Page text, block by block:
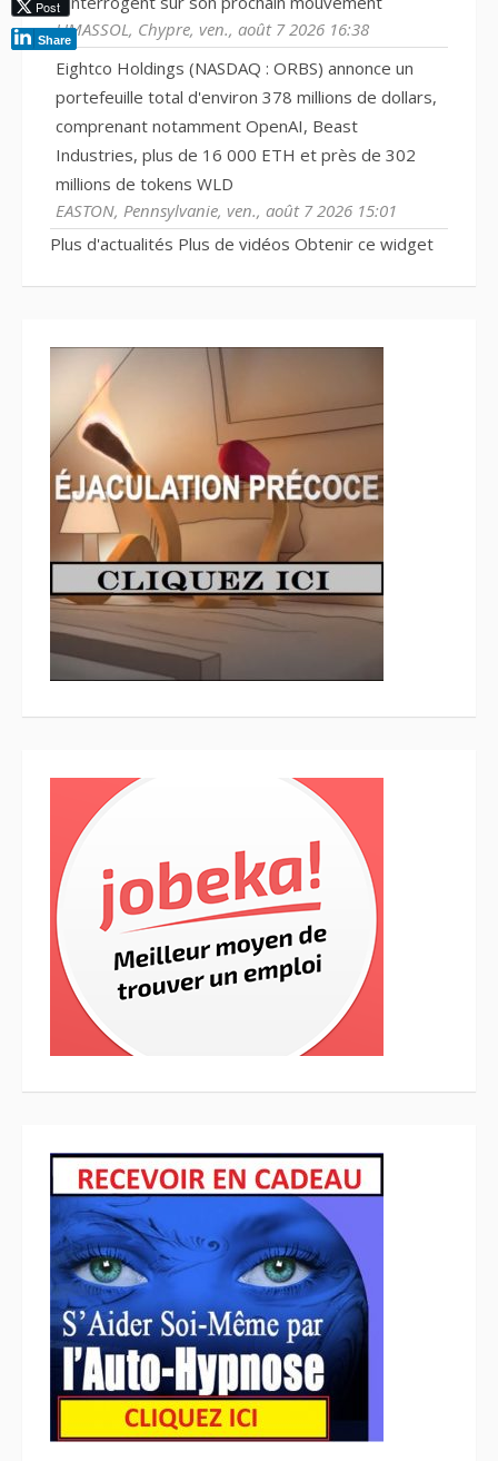
LIMASSOL, Chypre, ven., août 7 2026 16:38
Eightco Holdings (NASDAQ : ORBS) annonce un
portefeuille total d'environ 378 millions de dollars,
comprenant notamment OpenAI, Beast
Industries, plus de 16 000 ETH et près de 302
millions de tokens WLD
EASTON, Pennsylvanie, ven., août 7 2026 15:01
Plus d'actualités Plus de vidéos Obtenir ce widget
Post
Share